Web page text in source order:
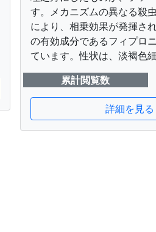
す。メカニズムの異なる殺
により、相乗効果が発揮さ
の有効成分であるフィプロ
ています。性状は、淡褐色細
累計閲覧数
詳細を見る